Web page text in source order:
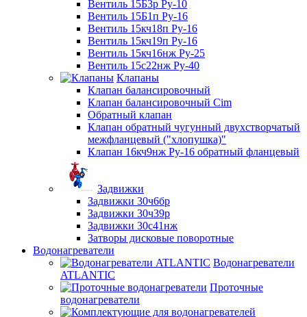
Вентиль 15Б3р Ру-10
Вентиль 15Б1п Ру-16
Вентиль 15кч18п Ру-16
Вентиль 15кч19п Ру-16
Вентиль 15кч16нж Ру-25
Вентиль 15с22нж Ру-40
Клапаны
Клапан балансировочный
Клапан балансировочный Cim
Обратный клапан
Клапан обратный чугунный двухстворчатый
межфланцевый ("хлопушка)"
Клапан 16кч9нж Ру-16 обратный фланцевый
Задвижки
Задвижки 30ч6бр
Задвижки 30ч39р
Задвижки 30с41нж
Затворы дисковые поворотные
Водонагреватели
Водонагреватели
ATLANTIC
Проточные
водонагреватели